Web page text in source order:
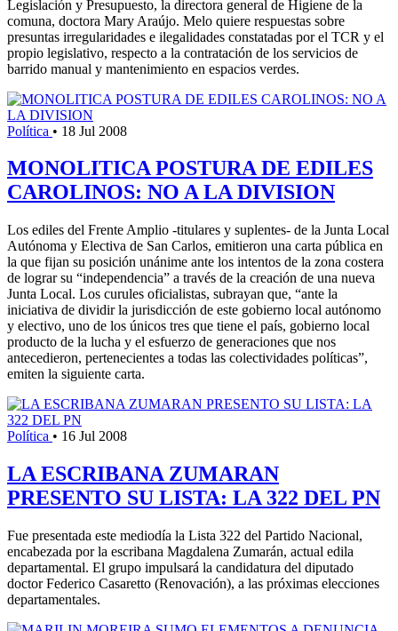
Legislación y Presupuesto, la directora general de Higiene de la
comuna, doctora Mary Araújo. Melo quiere respuestas sobre
presuntas irregularidades e ilegalidades constatadas por el TCR y el
propio legislativo, respecto a la contratación de los servicios de
barrido manual y mantenimiento en espacios verdes.
Política • 18 Jul 2008
MONOLITICA POSTURA DE EDILES
CAROLINOS: NO A LA DIVISION
Los ediles del Frente Amplio -titulares y suplentes- de la Junta Local
Autónoma y Electiva de San Carlos, emitieron una carta pública en
la que fijan su posición unánime ante los intentos de la zona costera
de lograr su “independencia” a través de la creación de una nueva
Junta Local. Los curules oficialistas, subrayan que, “ante la
iniciativa de dividir la jurisdicción de este gobierno local autónomo
y electivo, uno de los únicos tres que tiene el país, gobierno local
producto de la lucha y el esfuerzo de generaciones que nos
antecedieron, pertenecientes a todas las colectividades políticas”,
emiten la siguiente carta.
Política • 16 Jul 2008
LA ESCRIBANA ZUMARAN
PRESENTO SU LISTA: LA 322 DEL PN
Fue presentada este mediodía la Lista 322 del Partido Nacional,
encabezada por la escribana Magdalena Zumarán, actual edila
departamental. El grupo impulsará la candidatura del diputado
doctor Federico Casaretto (Renovación), a las próximas elecciones
departamentales.